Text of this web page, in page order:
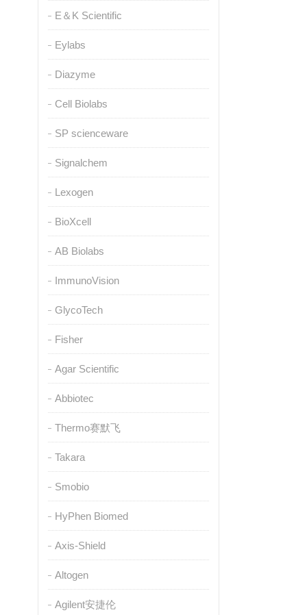
E＆K Scientific
Eylabs
Diazyme
Cell Biolabs
SP scienceware
Signalchem
Lexogen
BioXcell
AB Biolabs
ImmunoVision
GlycoTech
Fisher
Agar Scientific
Abbiotec
Thermo赛默飞
Takara
Smobio
HyPhen Biomed
Axis-Shield
Altogen
Agilent安捷伦